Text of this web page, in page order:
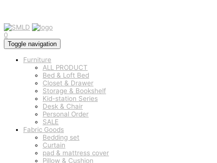
0
Toggle navigation
Furniture
ALL PRODUCT
Bed & Loft Bed
Closet & Drawer
Storage & Bookshelf
Kid-station Series
Desk & Chair
Personal Order
SALE
Fabric Goods
Bedding set
Curtain
pad & mattress cover
Pillow & Cushion